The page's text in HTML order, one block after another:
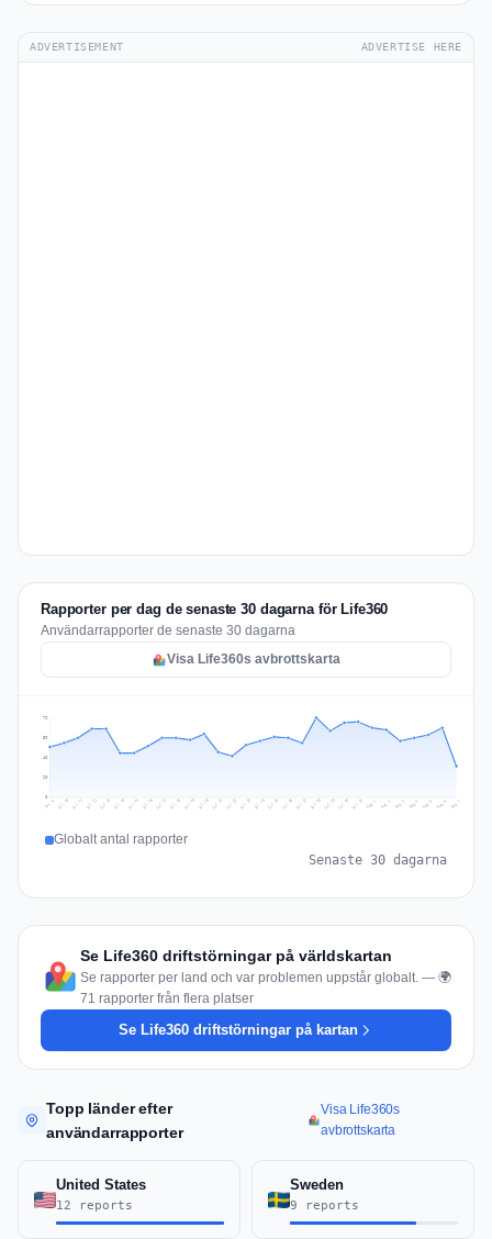
ADVERTISEMENT ADVERTISE HERE
Rapporter per dag de senaste 30 dagarna för Life360
Användarrapporter de senaste 30 dagarna
Visa Life360s avbrottskarta
20
40
59
79
Jul 9 Jul 10 Jul 11 Jul 12 Jul 13 Jul 14 Jul 15 Jul 16 Jul 17 Jul 18 Jul 19 Jul 20 Jul 21 Jul 22 Jul 23 Jul 24 Jul 25 Jul 26 Jul 27 Jul 28 Jul 29 Jul 30 Jul 31 Aug 1 Aug 2 Aug 3 Aug 4 Aug 5 Aug 6 Aug 7
Globalt antal rapporter
Senaste 30 dagarna
Se Life360 driftstörningar på världskartan
Se rapporter per land och var problemen uppstår globalt. — 🌍
71 rapporter från flera platser
Se Life360 driftstörningar på kartan
Topp länder efter
användarrapporter
Visa Life360s
avbrottskarta
United States
12 reports
Sweden
9 reports